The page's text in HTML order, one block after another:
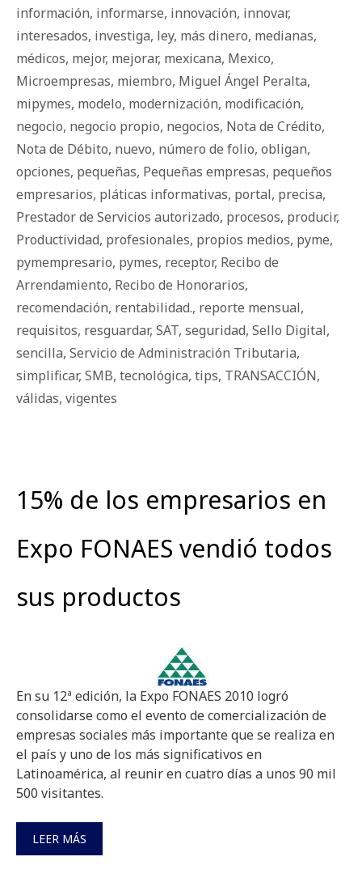
información, informarse, innovación, innovar,
interesados, investiga, ley, más dinero, medianas,
médicos, mejor, mejorar, mexicana, Mexico,
Microempresas, miembro, Miguel Ángel Peralta,
mipymes, modelo, modernización, modificación,
negocio, negocio propio, negocios, Nota de Crédito,
Nota de Débito, nuevo, número de folio, obligan,
opciones, pequeñas, Pequeñas empresas, pequeños
empresarios, pláticas informativas, portal, precisa,
Prestador de Servicios autorizado, procesos, producir,
Productividad, profesionales, propios medios, pyme,
pymempresario, pymes, receptor, Recibo de
Arrendamiento, Recibo de Honorarios,
recomendación, rentabilidad., reporte mensual,
requisitos, resguardar, SAT, seguridad, Sello Digital,
sencilla, Servicio de Administración Tributaria,
simplificar, SMB, tecnológica, tips, TRANSACCIÓN,
válidas, vigentes
15% de los empresarios en
Expo FONAES vendió todos
sus productos
En su 12ª edición, la Expo FONAES 2010 logró
consolidarse como el evento de comercialización de
empresas sociales más importante que se realiza en
el país y uno de los más significativos en
Latinoamérica, al reunir en cuatro días a unos 90 mil
500 visitantes.
LEER MÁS